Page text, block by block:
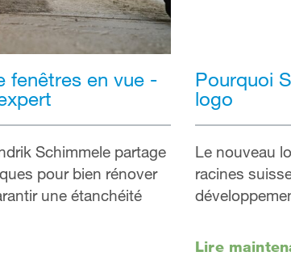
fenêtres en vue -
Schimmele partage
pour bien rénover
une étanchéité
Pourquoi
logo
Le nouveau
racines
Lire